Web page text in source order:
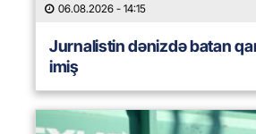
06.08.2026 - 14:15
Jurnalistin dənizdə batan
imiş